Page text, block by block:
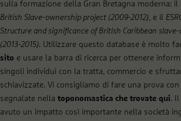
sulla formazione della Gran Bretagna moderna: il
British Slave-ownership project (2009-2012), e il
Structure and significance of British Caribbean slave-
(2013-2015). Utilizzare questo database è molto
sito e usare la barra di ricerca per ottenere
singoli individui con la tratta, commercio e
schiavizzate. Vi consigliamo di fare una prova
segnalate nella toponomastica che trovate qui. Il
avuto un impatto così importante nella società